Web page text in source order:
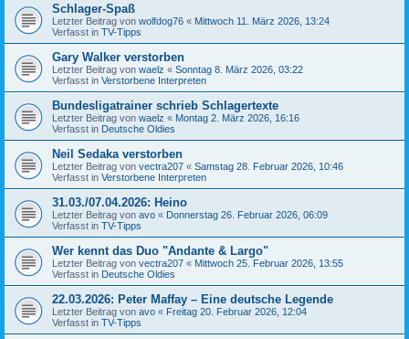
Schlager-Spaß
Letzter Beitrag von wolfdog76 « Mittwoch 11. März 2026, 13:24
Verfasst in TV-Tipps
Gary Walker verstorben
Letzter Beitrag von waelz « Sonntag 8. März 2026, 03:22
Verfasst in Verstorbene Interpreten
Bundesligatrainer schrieb Schlagertexte
Letzter Beitrag von waelz « Montag 2. März 2026, 16:16
Verfasst in Deutsche Oldies
Neil Sedaka verstorben
Letzter Beitrag von vectra207 « Samstag 28. Februar 2026, 10:46
Verfasst in Verstorbene Interpreten
31.03./07.04.2026: Heino
Letzter Beitrag von avo « Donnerstag 26. Februar 2026, 06:09
Verfasst in TV-Tipps
Wer kennt das Duo "Andante & Largo"
Letzter Beitrag von vectra207 « Mittwoch 25. Februar 2026, 13:55
Verfasst in Deutsche Oldies
22.03.2026: Peter Maffay – Eine deutsche Legende
Letzter Beitrag von avo « Freitag 20. Februar 2026, 12:04
Verfasst in TV-Tipps